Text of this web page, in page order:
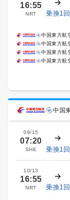
16:55
NRT 乗換1回
中国東方航
中国東方航
中国東方航
中国東方航
中国
09/15
07:20
SHE 乗換1回
10/13
16:55
NRT 乗換1回